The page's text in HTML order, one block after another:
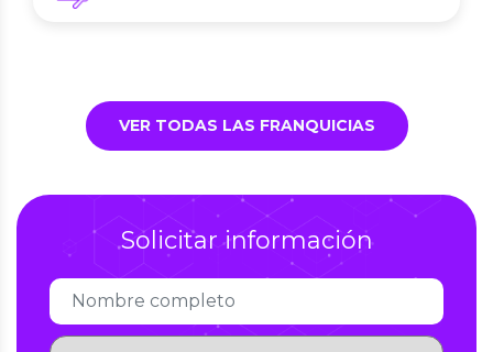
VER TODAS LAS FRANQUICIAS
Solicitar información